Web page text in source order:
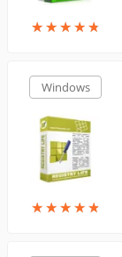
★★★★★
★★★★★
Windows
★★★★★
★★★★★